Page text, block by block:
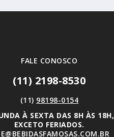
FALE CONOSCO
(11) 2198-8530
(11) 98198-0154
À SEXTA DAS 8H ÀS 18H,
EXCETO FERIADOS.